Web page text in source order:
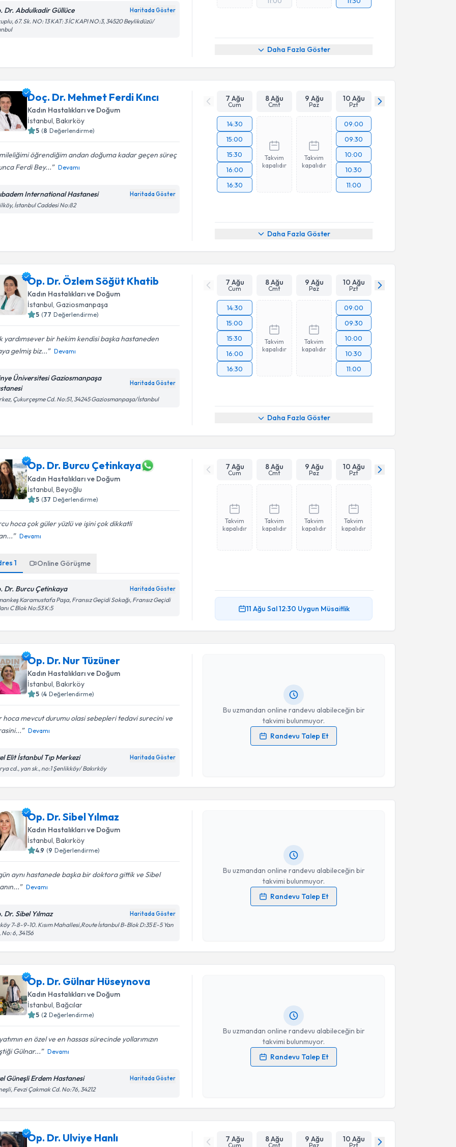
Dr. Abdulkadir Güllüce Haritada Göster
67. Sk. NO: 13 KAT: 3 İC KAPI NO:3, 34520 Beylikdüzü/
Daha Fazla Göster
Doç. Dr. Mehmet Ferdi Kıncı
Kadın Hastalıkları ve Doğum
İstanbul , Bakırköy
5 (8 Değerlendirme)
öğrendiğim andan doğuma kadar geçen süreç
Ferdi Bey...
Devamı
International Hastanesi Haritada Göster
İstanbul Caddesi No:82
7 Ağu
Cum
8 Ağu
Cmt
9 Ağu
Paz
10 Ağu
Pzt
14:30
15:00
15:30
16:00
16:30
Takvim
kapalıdır
Takvim
kapalıdır
09:00
09:30
10:00
10:30
11:00
Daha Fazla Göster
Op. Dr. Özlem Söğüt Khatib
Kadın Hastalıkları ve Doğum
İstanbul, Gaziosmanpaşa
5 (77 Değerlendirme)
yardımsever bir hekim kendisi başka hastaneden
gelmiş biz...
Devamı
Üniversitesi Gaziosmanpaşa
Haritada Göster
Çukurçeşme Cd. No:51, 34245 Gaziosmanpaşa/İstanbul
7 Ağu
Cum
8 Ağu
Cmt
9 Ağu
Paz
10 Ağu
Pzt
14:30
15:00
15:30
16:00
16:30
Takvim
kapalıdır
Takvim
kapalıdır
09:00
09:30
10:00
10:30
11:00
Daha Fazla Göster
Op. Dr. Burcu Çetinkaya
Kadın Hastalıkları ve Doğum
İstanbul , Beyoğlu
5 (37 Değerlendirme)
hoca çok güler yüzlü ve işini çok dikkatli
Devamı
1 Online Görüşme
Dr. Burcu Çetinkaya Haritada Göster
Karamustafa Paşa, Fransız Geçidi Sokağı, Fransız Geçidi
C Blok No:53 K:5
7 Ağu
Cum
8 Ağu
Cmt
9 Ağu
Paz
10 Ağu
Pzt
Takvim
kapalıdır
Takvim
kapalıdır
Takvim
kapalıdır
Takvim
kapalıdır
11 Ağu Sal12:30 Uygun Müsaitlik
Op. Dr. Nur Tüzüner
Kadın Hastalıkları ve Doğum
İstanbul , Bakırköy
5 (4 Değerlendirme)
hoca mevcut durumu olasi sebepleri tedavi surecini ve
Devamı
Elit İstanbul Tıp Merkezi Haritada Göster
cd., yan sk., no:1 Şenlikköy/ Bakırköy
Bu uzmandan online randevu alabileceğin bir
takvimi bulunmuyor.
Randevu Talep Et
Randevu Takvimi Talebi
Op. Dr. Nur Tüzüner
Kişisel verilerimin işlenmesine ilişkinAydınlatma Metni
Takvim Talebini Gönder
Op. Dr. Sibel Yılmaz
Kadın Hastalıkları ve Doğum
İstanbul , Bakırköy
4.9 (9 Değerlendirme)
aynı hastanede başka bir doktora gittik ve Sibel
Devamı
Dr. Sibel Yılmaz Haritada Göster
7-8-9-10. Kısım Mahallesi,Route İstanbul B-Blok D:35 E-5 Yan
No: 6, 34156
Bu uzmandan online randevu alabileceğin bir
takvimi bulunmuyor.
Randevu Talep Et
Kişisel verilerimin işlenmesine ilişkinAydınlatma Metni
Op. Dr. Gülnar Hüseynova
Kadın Hastalıkları ve Doğum
İstanbul , Bağcılar
5 (2 Değerlendirme)
en özel ve en hassas sürecinde yollarımızın
Gülnar...
Devamı
Güneşli Erdem Hastanesi Haritada Göster
Fevzi Çakmak Cd. No:76, 34212
Bu uzmandan online randevu alabileceğin bir
takvimi bulunmuyor.
Randevu Talep Et
Randevu Takvimi Talebi
Op. Dr. Gülnar Hüseynova
Kişisel verilerimin işlenmesine ilişkinAydınlatma Metni
Takvim Talebini Gönder
Op. Dr. Ulviye Hanlı 7 Ağu
Cum
8 Ağu
Cmt
9 Ağu
Paz
10 Ağu
Pzt